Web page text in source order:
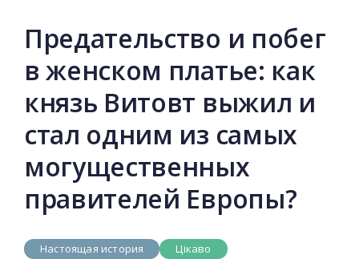
Предательство и побег
в женском платье: как
князь Витовт выжил и
стал одним из самых
могущественных
правителей Европы?
Настоящая история Цікаво